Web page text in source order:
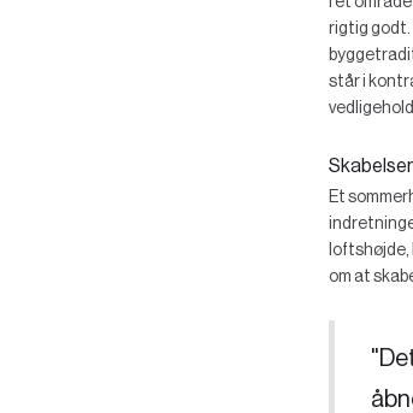
rigtig godt.
står i
Et
loftshøjde,
om at